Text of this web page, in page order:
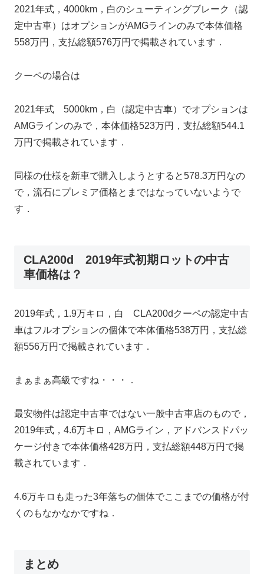
2021年式，4000km，白のシューティングブレーク（認
定中古車）はオプションがAMGラインのみで本体価格
558万円，支払総額576万円で掲載されています．
クーペの場合は
2021年式 5000km，白（認定中古車）でオプションは
AMGラインのみで，本体価格523万円，支払総額544.1
万円で掲載されています．
同様の仕様を新車で購入しようとすると578.3万円なの
で，流石にプレミア価格とまではなっていないようで
す．
CLA200d 2019年式初期ロットの中古
車価格は？
2019年式，1.9万キロ，白 CLA200dクーペの認定中古
車はフルオプションの個体で本体価格538万円，支払総
額556万円で掲載されています．
まぁまぁ高級ですね・・・．
最安物件は認定中古車ではない一般中古車店のもので，
2019年式，4.6万キロ，AMGライン，アドバンスドパッ
ケージ付きで本体価格428万円，支払総額448万円で掲
載されています．
4.6万キロも走った3年落ちの個体でここまでの価格が付
くのもなかなかですね．
まとめ